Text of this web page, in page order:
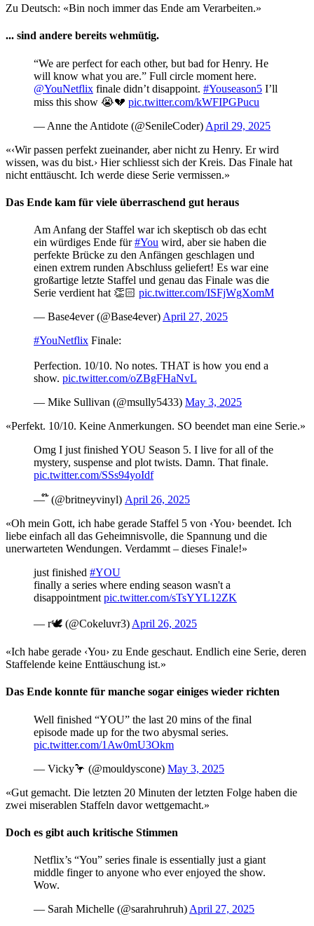
Zu Deutsch: «Bin noch immer das Ende am Verarbeiten.»
... sind andere bereits wehmütig.
“We are perfect for each other, but bad for Henry. He
will know what you are.” Full circle moment here.
@YouNetflix finale didn’t disappoint. #Youseason5 I’ll
miss this show 😭💔 pic.twitter.com/kWFIPGPucu
— Anne the Antidote (@SenileCoder) April 29, 2025
«‹Wir passen perfekt zueinander, aber nicht zu Henry. Er wird
wissen, was du bist.› Hier schliesst sich der Kreis. Das Finale hat
nicht enttäuscht. Ich werde diese Serie vermissen.»
Das Ende kam für viele überraschend gut heraus
Am Anfang der Staffel war ich skeptisch ob das echt
ein würdiges Ende für#You wird, aber sie haben die
perfekte Brücke zu den Anfängen geschlagen und
einen extrem runden Abschluss geliefert! Es war eine
großartige letzte Staffel und genau das Finale was die
Serie verdient hat 👏🏻 pic.twitter.com/ISFjWgXomM
— Base4ever (@Base4ever) April 27, 2025
#YouNetflix Finale:
Perfection. 10/10. No notes. THAT is how you end a
show. pic.twitter.com/oZBgFHaNvL
— Mike Sullivan (@msully5433) May 3, 2025
«Perfekt. 10/10. Keine Anmerkungen. SO beendet man eine Serie.»
Omg I just finished YOU Season 5. I live for all of the
mystery, suspense and plot twists. Damn. That finale.
pic.twitter.com/SSs94yoIdf
— ໊ (@britneyvinyl) April 26, 2025
«Oh mein Gott, ich habe gerade Staffel 5 von ‹You› beendet. Ich
liebe einfach all das Geheimnisvolle, die Spannung und die
unerwarteten Wendungen. Verdammt – dieses Finale!»
just finished #YOU
finally a series where ending season wasn't a
disappointment pic.twitter.com/sTsYYL12ZK
— r🕊️ (@Cokeluvr3) April 26, 2025
«Ich habe gerade ‹You› zu Ende geschaut. Endlich eine Serie, deren
Staffelende keine Enttäuschung ist.»
Das Ende konnte für manche sogar einiges wieder richten
Well finished “YOU” the last 20 mins of the final
episode made up for the two abysmal series.
pic.twitter.com/1Aw0mU3Okm
— Vicky🦩 (@mouldyscone) May 3, 2025
«Gut gemacht. Die letzten 20 Minuten der letzten Folge haben die
zwei miserablen Staffeln davor wettgemacht.»
Doch es gibt auch kritische Stimmen
Netflix’s “You” series finale is essentially just a giant
middle finger to anyone who ever enjoyed the show.
Wow.
— Sarah Michelle (@sarahruhruh) April 27, 2025